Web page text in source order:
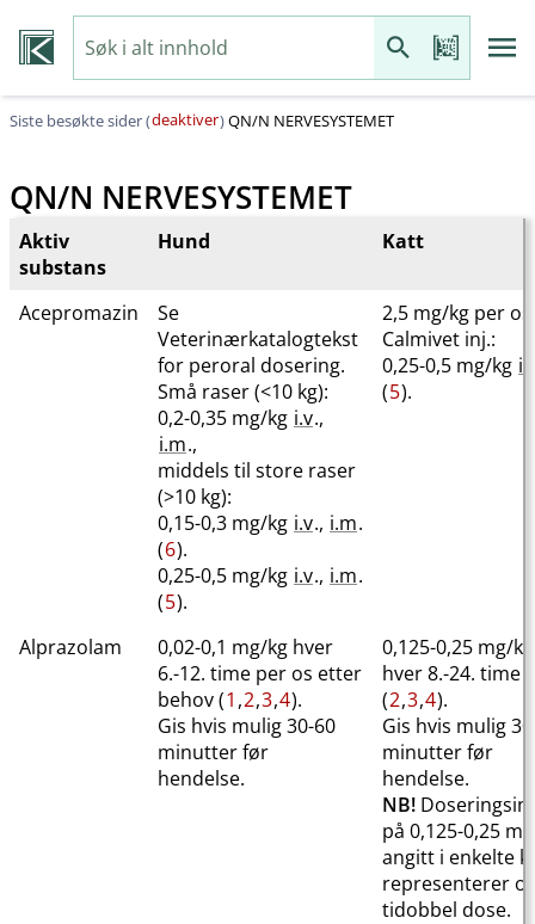
Siste besøkte sider (deaktiver)QN​/​N NERVESYSTEMET
QN​/​N NERVESYSTEMET
Aktiv
substans
Hund Katt
Acepromazin
Se
Veterinærkatalogtekst
for peroral dosering.
Små raser (<10 kg):
0,2-0,35 mg/kg i.v.,
i.m.,
middels til store raser
(>10 kg):
0,15-0,3 mg/kg i.v., i.m.
(6).
0,25-0,5 mg/kg i.v., i.m.
(5).
2,5 mg/kg per os
Calmivet inj.:
0,25-0,5 mg/kg
(5).
Alprazolam
0,02-0,1 mg/kg hver
6.-12. time per os etter
behov (1 ,2,3,4).
Gis hvis mulig 30-60
minutter før
hendelse.
0,125-0,25 mg​/​
hver 8.-24. time
(2,3,4).
Gis hvis mulig
minutter før
hendelse.
NB!
på 0,125-0,25
angitt i enkelte
representerer
tidobbel dose.